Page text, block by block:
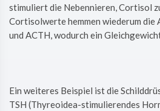
stimuliert die Nebennieren, Cortisol
Cortisolwerte hemmen wiederum die
und ACTH, wodurch ein
Ein weiteres Beispiel ist die
TSH (Thyreoidea-stimulierendes